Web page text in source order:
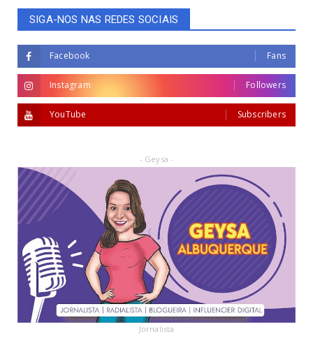
SIGA-NOS NAS REDES SOCIAIS
Facebook Fans
Instagram Followers
YouTube Subscribers
- Geysa -
Jornalista